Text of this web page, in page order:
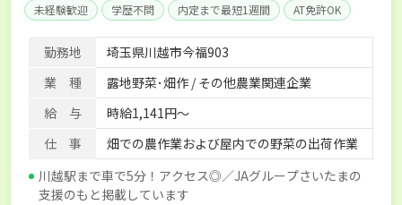
未経験歓迎
学歴不問 内定まで最短1週間 AT免許OK
勤務地
埼玉県川越市今福903
業 種
露地野菜･畑作 / その他農業関連企業
給 与
時給1,141円～
仕 事
畑での農作業および屋内での野菜の出荷作業
川越駅まで車で5分！アクセス◎／JAグループさいたまの
支援のもと掲載しています